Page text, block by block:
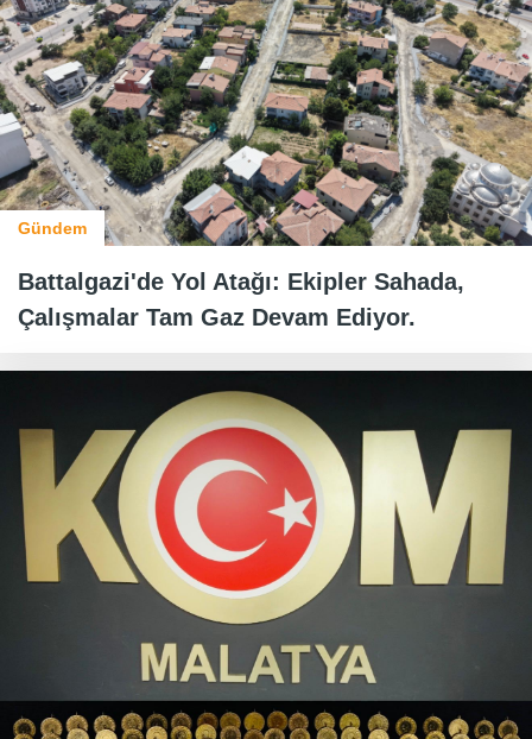
Gündem
Battalgazi'de Yol Atağı: Ekipler Sahada,
Çalışmalar Tam Gaz Devam Ediyor.